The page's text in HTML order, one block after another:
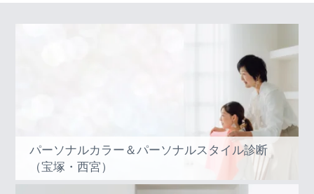
パーソナルカラー＆パーソナルスタイル診断
（宝塚・西宮）